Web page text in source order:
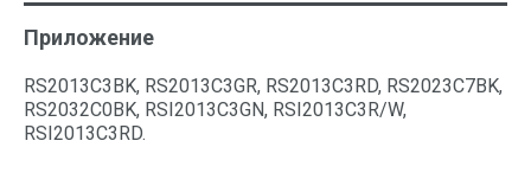
Приложение
RS2013C3BK, RS2013C3GR, RS2013C3RD, RS2023C7BK,
RS2032C0BK, RSI2013C3GN, RSI2013C3R/W,
RSI2013C3RD.